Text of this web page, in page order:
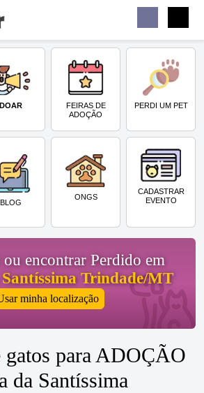
DOAR
FEIRAS DE
ADOÇÃO
PERDI UM PET
BLOG
ONGS
CADASTRAR
EVENTO
encontrar Perdido em
Trindade/MT
minha localização
gatos para ADOÇÃO
da Santíssima